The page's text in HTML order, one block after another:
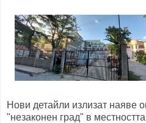
Нови детайли излизат наяве
"незаконен град" в